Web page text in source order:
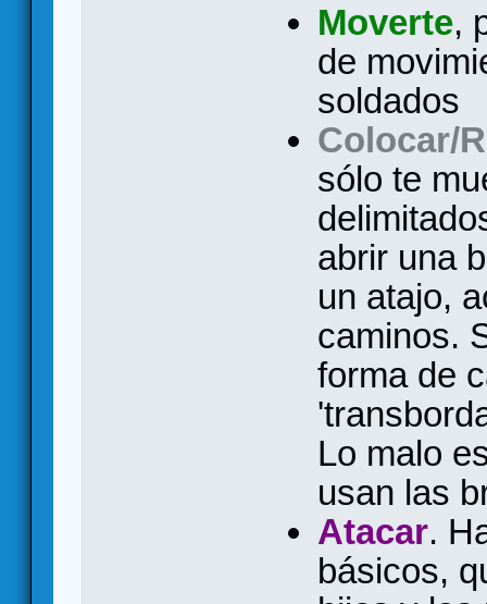
Moverte,
de
soldados
Colocar/
sólo te
abrir una
un atajo,
caminos.
forma de
Lo malo
usan las
Atacar.
básicos,